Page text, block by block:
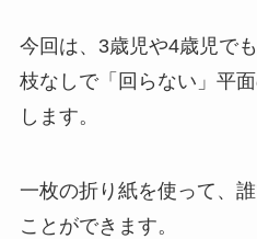
今回は、3歳児や4歳児で
枝なしで「回らない」平
します。
一枚の折り紙を使って、
ことができます。